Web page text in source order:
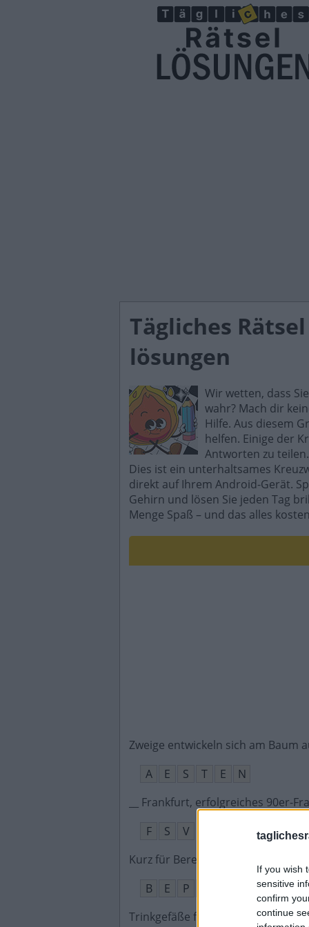
If you wish
sensitive
confirm
continue
Tägliches
lösungen
Wir wetten, dass
wahr? Mach dir
Hilfe. Aus diesem
helfen. Einige der
Antworten zu teilen.
Dies ist ein unterhaltsames
direkt auf Ihrem Android-Gerät.
Gehirn und lösen Sie jeden Tag
Menge Spaß – und das alles
Zweige entwickeln sich am Baum
A
E S T E
N
__ Frankfurt, erfolgreiches 90er-
F
S
V
Kurz für Bereitschaftspolizei
B
E P
Trinkgefäße für z. B. Wasser oder